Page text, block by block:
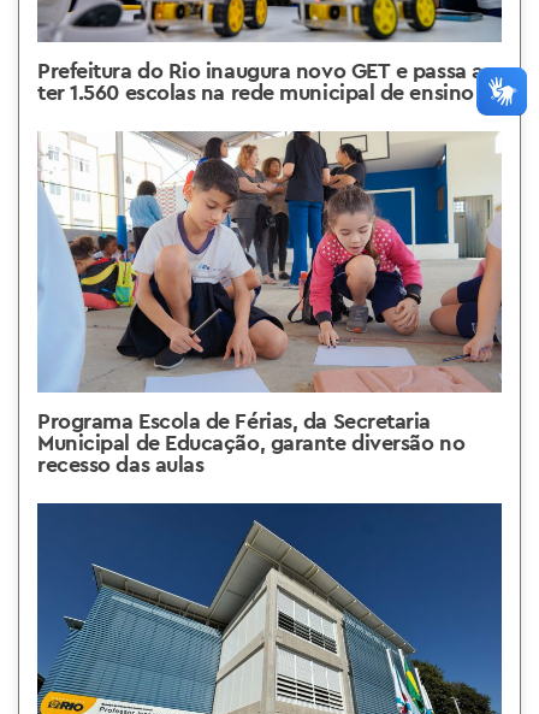
Prefeitura do Rio inaugura novo GET e passa a
ter 1.560 escolas na rede municipal de ensino
Programa Escola de Férias, da Secretaria
Municipal de Educação, garante diversão no
recesso das aulas